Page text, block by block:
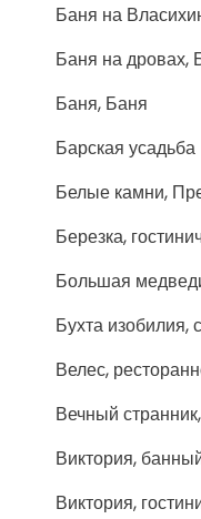
Баня на
Баня на дровах,
Баня, Баня
Барская усадьба
Белые камни,
Березка,
Большая
Бухта изобилия,
Велес,
Вечный
Виктория,
Виктория,